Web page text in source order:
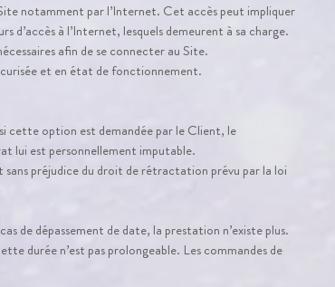
notamment par l’Internet. Cet accès peut impliquer
d’accès à l’Internet, lesquels demeurent à sa charge.
afin de se connecter au Site.
et en état de fonctionnement.
cette option est demandée par le Client, le
lui est personnellement imputable.
préjudice du droit de rétractation prévu par la loi
de dépassement de date, la prestation n’existe plus.
durée n’est pas prolongeable. Les commandes de